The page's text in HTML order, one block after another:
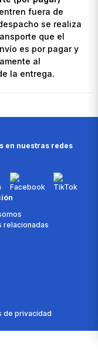
fuera de
se realiza
que el
es por pagar y
al
la entrega.
en nuestras redes
relacionadas
de privacidad